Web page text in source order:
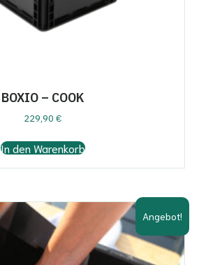
BOXIO – COOK
229,90 €
In den Warenkorb
Angebot!